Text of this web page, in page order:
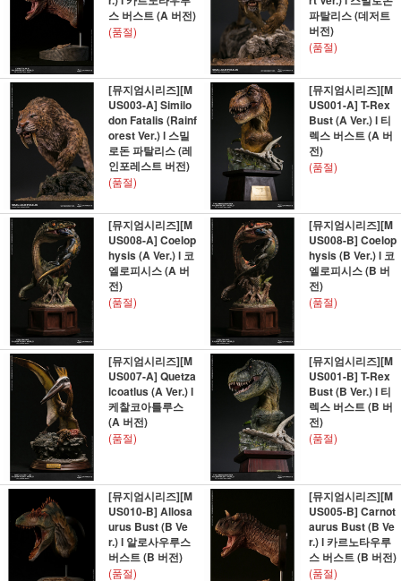
스 버스트 (A 버전)
(품절)
파탈리스 (데저트
버전)
(품절)
[뮤지엄시리즈][M
US003-A] Similo
don Fatalis (Rainf
orest Ver.) l 스밀
로돈 파탈리스 (레
인포레스트 버전)
(품절)
[뮤지엄시리즈][M
US001-A] T-Rex
Bust (A Ver.) l 티
렉스 버스트 (A 버
전)
(품절)
[뮤지엄시리즈][M
US008-A] Coelop
hysis (A Ver.) l 코
엘로피시스 (A 버
전)
(품절)
[뮤지엄시리즈][M
US008-B] Coelop
hysis (B Ver.) l 코
엘로피시스 (B 버
전)
(품절)
[뮤지엄시리즈][M
US007-A] Quetza
lcoatlus (A Ver.) l
케찰코아틀루스
(A 버전)
(품절)
[뮤지엄시리즈][M
US001-B] T-Rex
Bust (B Ver.) l 티
렉스 버스트 (B 버
전)
(품절)
[뮤지엄시리즈][M
US010-B] Allosa
urus Bust (B Ve
r.) l 알로사우루스
버스트 (B 버전)
(품절)
[뮤지엄시리즈][M
US005-B] Carnot
aurus Bust (B Ve
r.) l 카르노타우루
스 버스트 (B 버전)
(품절)